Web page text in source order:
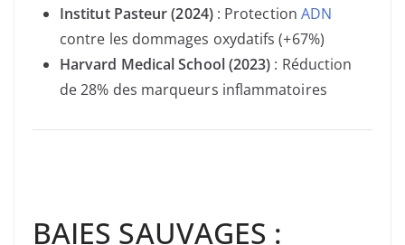
Institut Pasteur (2024): Protection ADN
contre les dommages oxydatifs (+67%)
Harvard Medical School (2023) : Réduction
de 28% des marqueurs inflammatoires
BAIES SAUVAGES :